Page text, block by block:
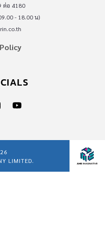
ต่อ 4180
- 18.00 น)
LIMITED.